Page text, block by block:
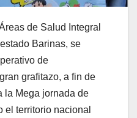
de Salud Integral
Barinas, se
de
grafitazo, a fin de
la Mega jornada de
el territorio nacional